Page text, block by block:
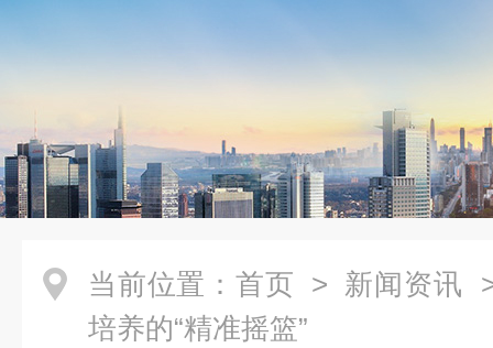
当前位置： 首页 > 新闻资讯
培养的“精准摇篮”